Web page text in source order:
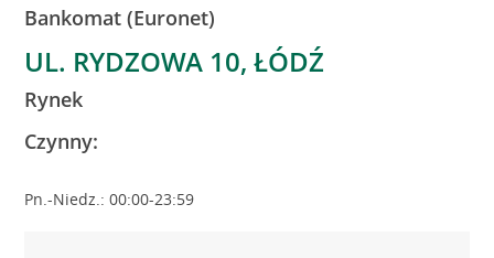
Bankomat (Euronet)
UL. RYDZOWA 10, ŁÓDŹ
Rynek
Czynny:
Pn.-Niedz.: 00:00-23:59